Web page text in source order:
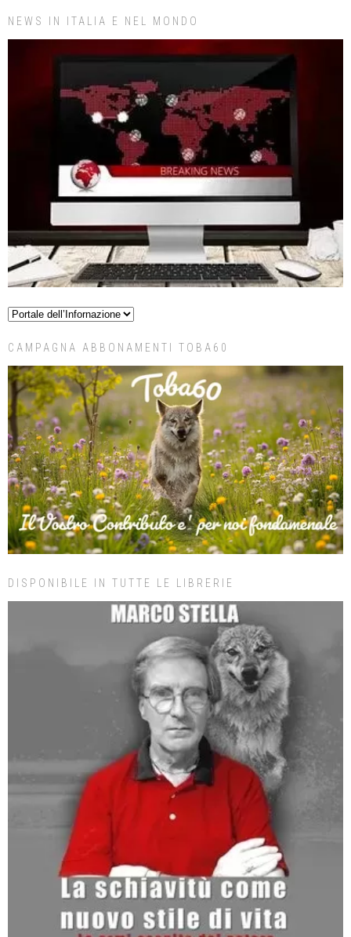
NEWS IN ITALIA E NEL MONDO
CAMPAGNA ABBONAMENTI TOBA60
DISPONIBILE IN TUTTE LE LIBRERIE